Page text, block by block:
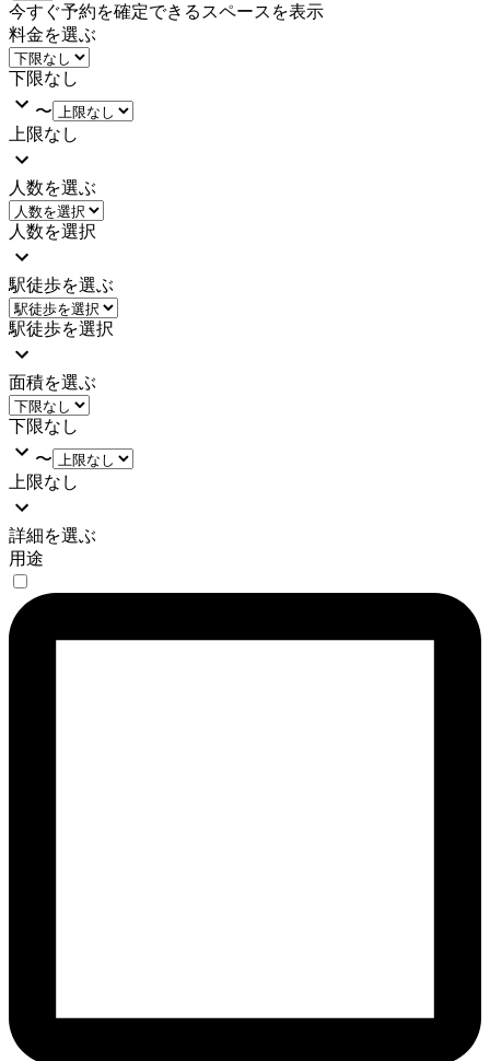
今すぐ予約を確定できるスペースを表示
料金を選ぶ
下限なし
〜
上限なし
人数を選ぶ
人数を選択
駅徒歩を選ぶ
駅徒歩を選択
面積を選ぶ
下限なし
〜
上限なし
詳細を選ぶ
用途